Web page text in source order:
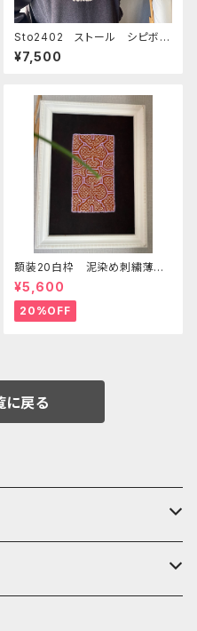
Sto2402 ストール シピボ模
様クリーム と白 先住民族の工
藝 草木染め シピボ族
¥7,500
額装20白枠 泥染め刺繍薄
紫 緻密な刺繍 Pimacotton
シピボ族の手刺繍 泥染め 天
然染め
¥5,600
20%OFF
に戻る
ー